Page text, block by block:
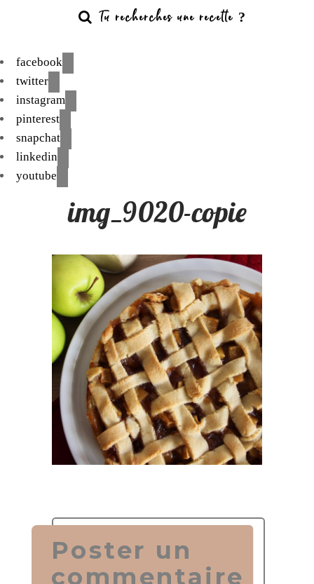
facebook
twitter
instagram
pinterest
snapchat
linkedin
youtube
img_9020-copie
Poster un
commentaire